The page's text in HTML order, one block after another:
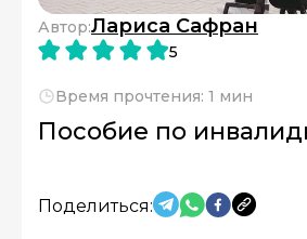
Автор:Лариса Сафран
5
Время прочтения: 1 мин
Пособие по
Поделиться: